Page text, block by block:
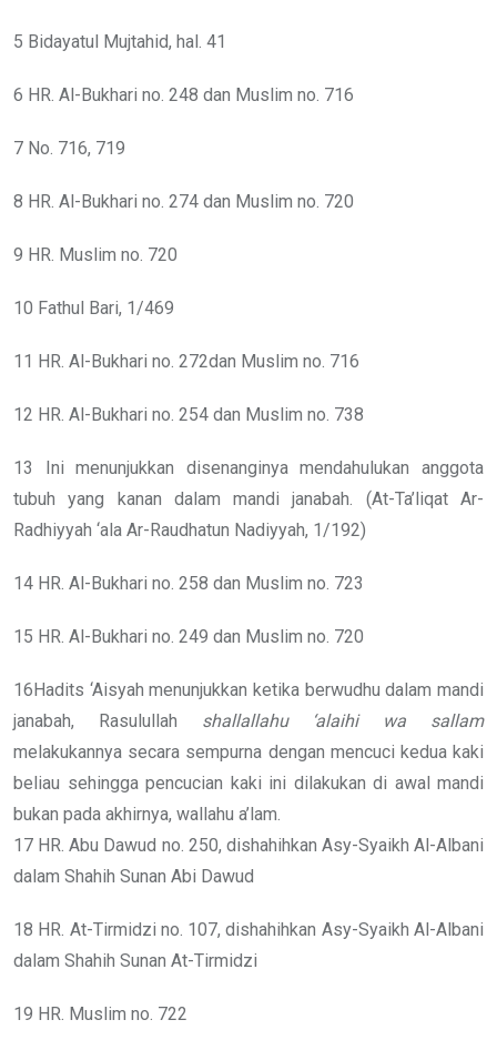
5 Bidayatul Mujtahid, hal. 41
6 HR. Al-Bukhari no. 248 dan Muslim no. 716
7 No. 716, 719
8 HR. Al-Bukhari no. 274 dan Muslim no. 720
9 HR. Muslim no. 720
10 Fathul Bari, 1/469
11 HR. Al-Bukhari no. 272dan Muslim no. 716
12 HR. Al-Bukhari no. 254 dan Muslim no. 738
13 Ini menunjukkan disenanginya mendahulukan anggota
tubuh yang kanan dalam mandi janabah. (At-Ta’liqat Ar-
Radhiyyah ‘ala Ar-Raudhatun Nadiyyah, 1/192)
14 HR. Al-Bukhari no. 258 dan Muslim no. 723
15 HR. Al-Bukhari no. 249 dan Muslim no. 720
16Hadits ‘Aisyah menunjukkan ketika berwudhu dalam mandi
janabah, Rasulullah shallallahu ‘alaihi wa sallam
melakukannya secara sempurna dengan mencuci kedua kaki
beliau sehingga pencucian kaki ini dilakukan di awal mandi
bukan pada akhirnya, wallahu a’lam.
17 HR. Abu Dawud no. 250, dishahihkan Asy-Syaikh Al-Albani
dalam Shahih Sunan Abi Dawud
18 HR. At-Tirmidzi no. 107, dishahihkan Asy-Syaikh Al-Albani
dalam Shahih Sunan At-Tirmidzi
19 HR. Muslim no. 722